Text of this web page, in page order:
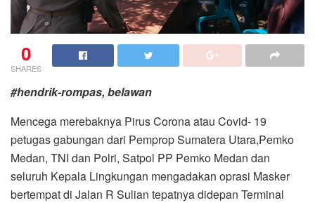
0
SHARES
#hendrik-rompas, belawan
Mencega merebaknya Pirus Corona atau Covid- 19
petugas gabungan dari Pemprop Sumatera Utara,Pemko
Medan, TNI dan Polri, Satpol PP Pemko Medan dan
seluruh Kepala Lingkungan mengadakan oprasi Masker
bertempat di Jalan R Sulian tepatnya didepan Terminal